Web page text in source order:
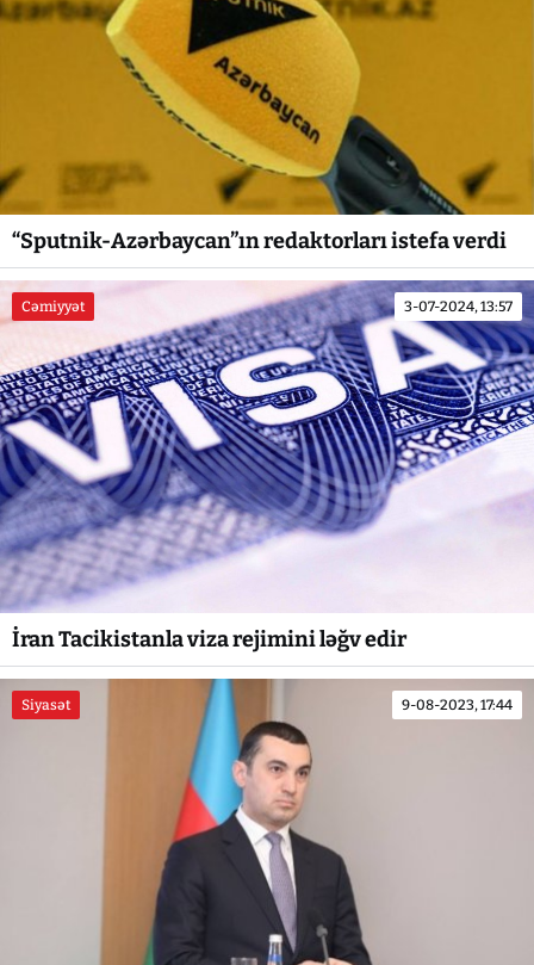
“Sputnik-Azərbaycan”ın redaktorları istefa verdi
Cəmiyyət 3-07-2024, 13:57
İran Tacikistanla viza rejimini ləğv edir
Siyasət 9-08-2023, 17:44